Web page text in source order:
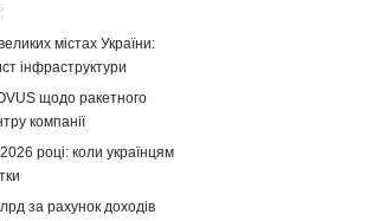
містах України:
інфраструктури
щодо ракетного
компанії
році: коли українцям
за рахунок доходів